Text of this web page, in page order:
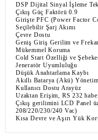
DSP Dijital Sinyal İşleme
Çıkış Güç Faktörü 0.9
Girişte PFC (Power Factor
Seçilebilir Şarj Akımı
Çevre Dostu
Geniş Giriş Gerilim ve
Mükemmel Koruma
Cold Start Özelliği ve
Jeneratör Uyumluluğu
Düşük Anahtarlama Kaybı
Akıllı Batarya (Akü)
Kullanıcı Dostu Arayüz
Uzaktan Erişim, RS 232
Çıkış gerilimini LCD Panel
208/220/230/240 Vac)
Kısa Devre ve Aşırı Yük